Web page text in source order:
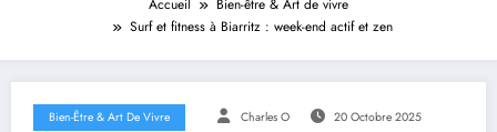
Accueil
Bien-être & Art de vivre
Surf et fitness à Biarritz : week-end actif et zen
Bien-Être & Art De Vivre Charles O 20 Octobre 2025